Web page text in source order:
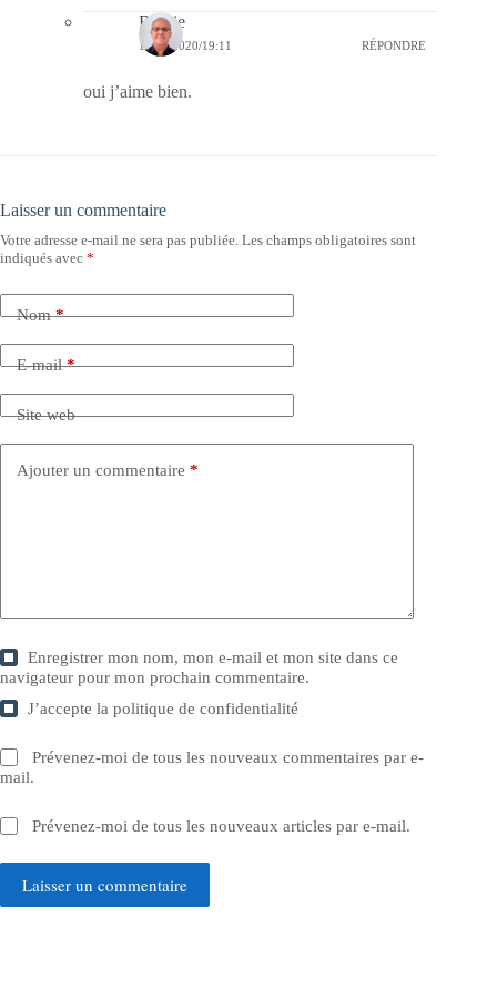
Bernie
11/07/2020/19:11 RÉPONDRE
oui j’aime bien.
Laisser un commentaire
Votre adresse e-mail ne sera pas publiée. Les champs obligatoires sont
indiqués avec *
Nom*
E-mail*
Site web
Ajouter un commentaire *
Enregistrer mon nom, mon e-mail et mon site dans ce
navigateur pour mon prochain commentaire.
J’accepte lapolitique de confidentialité
Prévenez-moi de tous les nouveaux commentaires par e-
mail.
Prévenez-moi de tous les nouveaux articles par e-mail.
Laisser un commentaire